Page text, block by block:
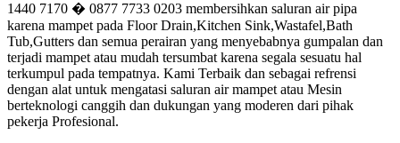
1440 7170 � 0877 7733 0203 membersihkan saluran air pipa
karena mampet pada Floor Drain,Kitchen Sink,Wastafel,Bath
Tub,Gutters dan semua perairan yang menyebabnya gumpalan dan
terjadi mampet atau mudah tersumbat karena segala sesuatu hal
terkumpul pada tempatnya. Kami Terbaik dan sebagai refrensi
dengan alat untuk mengatasi saluran air mampet atau Mesin
berteknologi canggih dan dukungan yang moderen dari pihak
pekerja Profesional.